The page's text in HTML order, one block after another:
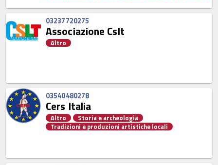
03237720275
Associazione Cslt
Altro
03540480278
Cers Italia
Altro
Storia e archeologia
Tradizioni e produzioni artistiche locali